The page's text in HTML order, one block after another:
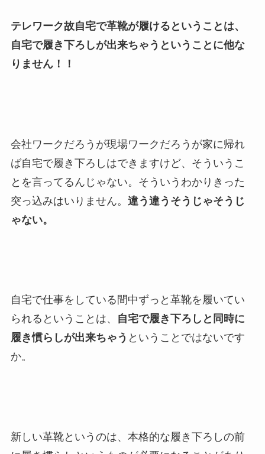
テレワーク故自宅で革靴が履けるということは、
自宅で履き下ろしが出来ちゃうということに他な
りません！！
会社ワークだろうが現場ワークだろうが家に帰れ
ば自宅で履き下ろしはできますけど、そういうこ
とを言ってるんじゃない。そういうわかりきった
突っ込みはいりません。 違う違うそうじゃそうじ
ゃない。
自宅で仕事をしている間中ずっと革靴を履いてい
られるということは、
自宅で履き下ろしと同時に
履き慣らしが出来ちゃう ということではないです
か。
新しい革靴というのは、本格的な履き下ろしの前